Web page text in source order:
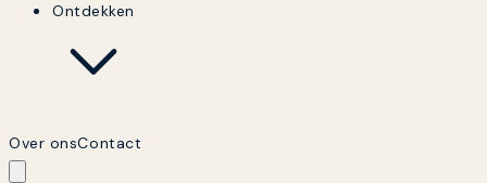
Ontdekken
Over onsContact